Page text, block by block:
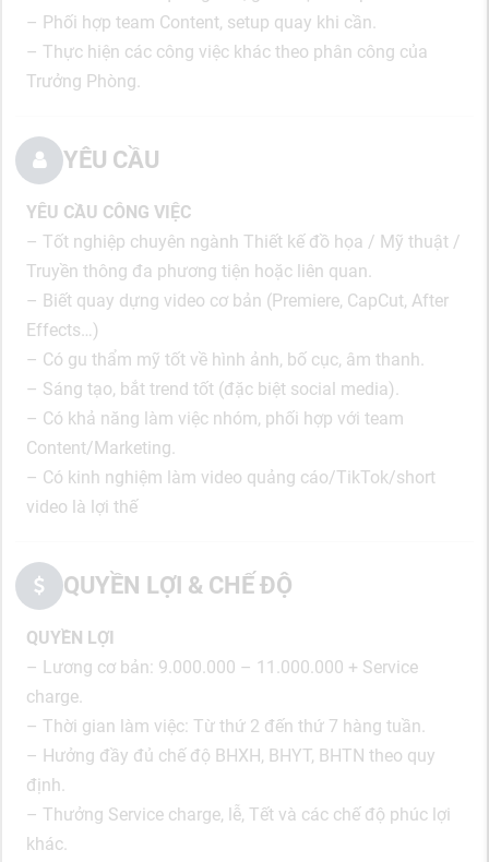
– Phối hợp team Content, setup quay khi cần.
– Thực hiện các công việc khác theo phân công của
Trưởng Phòng.
YÊU CẦU
YÊU CẦU CÔNG VIỆC
– Tốt nghiệp chuyên ngành Thiết kế đồ họa / Mỹ thuật /
Truyền thông đa phương tiện hoặc liên quan.
– Biết quay dựng video cơ bản (Premiere, CapCut, After
Effects…)
– Có gu thẩm mỹ tốt về hình ảnh, bố cục, âm thanh.
– Sáng tạo, bắt trend tốt (đặc biệt social media).
– Có khả năng làm việc nhóm, phối hợp với team
Content/Marketing.
– Có kinh nghiệm làm video quảng cáo/TikTok/short
video là lợi thế
QUYỀN LỢI & CHẾ ĐỘ
QUYỀN LỢI
– Lương cơ bản: 9.000.000 – 11.000.000 + Service
charge.
– Thời gian làm việc: Từ thứ 2 đến thứ 7 hàng tuần.
– Hưởng đầy đủ chế độ BHXH, BHYT, BHTN theo quy
định.
– Thưởng Service charge, lễ, Tết và các chế độ phúc lợi
khác.